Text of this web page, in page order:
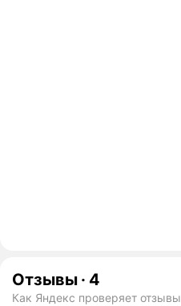
Отзывы · 4
Как Яндекс проверяет отзывы